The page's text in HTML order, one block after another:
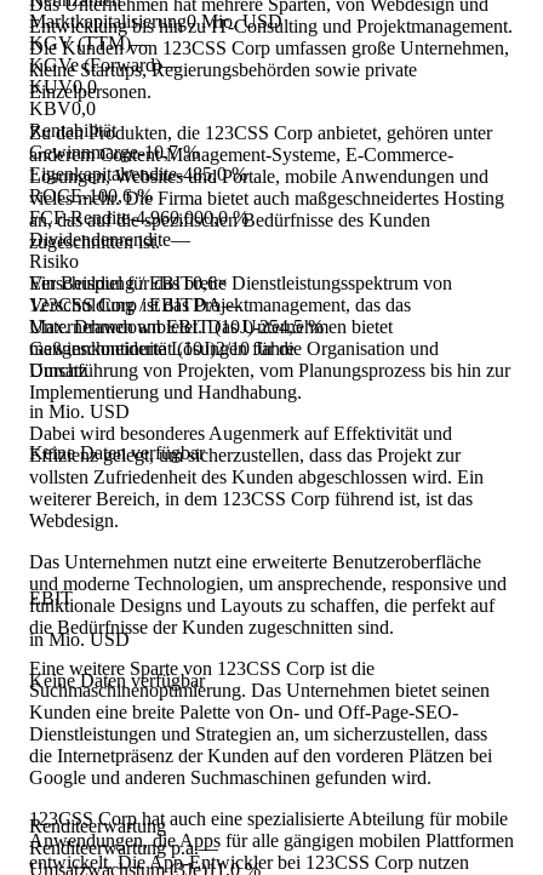
Marktkapitalisierung0 Mio. USD
KGV (TTM)—
KGVe (Forward)—
KUV0,0
KBV0,0
Rentabilität
Gewinnmarge-10,7 %
Eigenkapitalrendite-485,0 %
ROCE-100,6 %
FCF-Rendite-4.960.000,0 %
Dividendenrendite—
Risiko
Verschuldung / EBIT0,6×
Verschuldung / EBITDA—
Max. Drawdown EBIT (10J)-254,5 %
Gewinnkontinuität (10J)2/10 Jahre
Umsatz
in Mio. USD
Keine Daten verfügbar
EBIT
in Mio. USD
Keine Daten verfügbar
Renditeerwartung
Renditeerwartung p.a.—
Umsatzwachstum (3Je)11,0 %
Entwicklung bis hin zu IT-Consulting und Projektmanagement.
Die Kunden von 123CSS Corp umfassen große Unternehmen,
kleine Startups, Regierungsbehörden sowie private
Einzelpersonen.
Zu den Produkten, die 123CSS Corp anbietet, gehören unter
anderem Content-Management-Systeme, E-Commerce-
Lösungen, Websites und Portale, mobile Anwendungen und
vieles mehr. Die Firma bietet auch maßgeschneidertes Hosting
an, das auf die spezifischen Bedürfnisse des Kunden
zugeschnitten ist.
Ein Beispiel für das breite Dienstleistungsspektrum von
123CSS Corp ist das Projektmanagement, das das
Unternehmen anbietet. Das Unternehmen bietet
maßgeschneiderte Lösungen für die Organisation und
Durchführung von Projekten, vom Planungsprozess bis hin zur
Implementierung und Handhabung.
Dabei wird besonderes Augenmerk auf Effektivität und
Effizienz gelegt, um sicherzustellen, dass das Projekt zur
vollsten Zufriedenheit des Kunden abgeschlossen wird. Ein
weiterer Bereich, in dem 123CSS Corp führend ist, ist das
Webdesign.
Das Unternehmen nutzt eine erweiterte Benutzeroberfläche
und moderne Technologien, um ansprechende, responsive und
funktionale Designs und Layouts zu schaffen, die perfekt auf
die Bedürfnisse der Kunden zugeschnitten sind.
Eine weitere Sparte von 123CSS Corp ist die
Suchmaschinenoptimierung. Das Unternehmen bietet seinen
Kunden eine breite Palette von On- und Off-Page-SEO-
Dienstleistungen und Strategien an, um sicherzustellen, dass
die Internetpräsenz der Kunden auf den vorderen Plätzen bei
Google und anderen Suchmaschinen gefunden wird.
123CSS Corp hat auch eine spezialisierte Abteilung für mobile
Anwendungen, die Apps für alle gängigen mobilen Plattformen
entwickelt. Die App-Entwickler bei 123CSS Corp nutzen